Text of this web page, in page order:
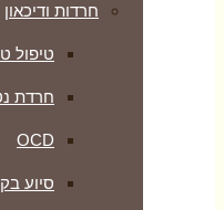
חרדות ודיכאון
טיפול
חרדת
OCD
סיוע